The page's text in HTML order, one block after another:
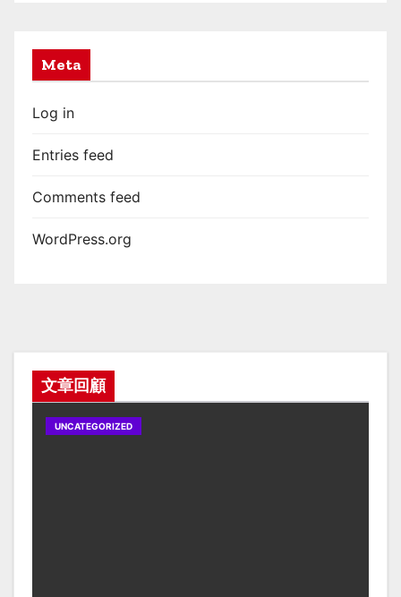
Meta
Log in
Entries feed
Comments feed
WordPress.org
文章回顧
UNCATEGORIZED